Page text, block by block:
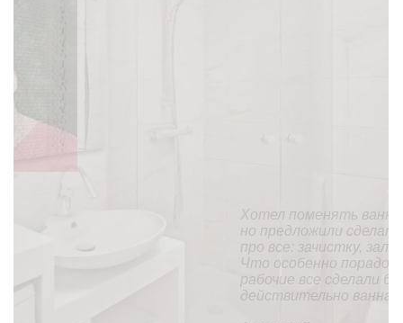
Хотел поменять ванну (она у нас еще советская),
но предложили сделать «наливную ванну». На все
про все: зачистку, заливку и высыхание ушел день.
Что особенно порадовало, так это то, что
рабочие все сделали без мусора и пыли. В целом,
действительно ванна стала, как новая.